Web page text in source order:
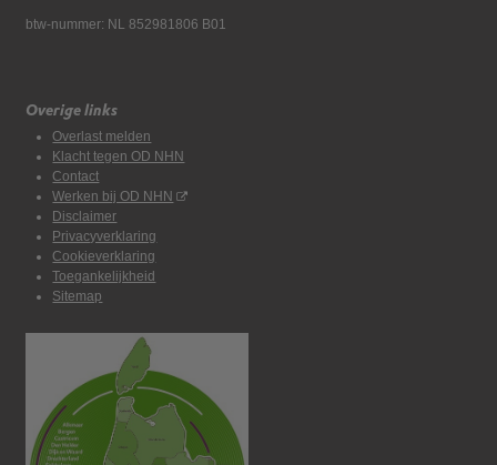
btw-nummer: NL 852981806 B01
Overige links
Overlast melden
Klacht tegen OD NHN
Contact
Werken bij OD NHN
Disclaimer
Privacyverklaring
Cookieverklaring
Toegankelijkheid
Sitemap